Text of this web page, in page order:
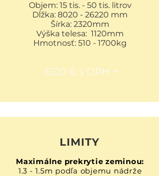
Objem: 15 tis. - 50 tis. litrov
Dĺžka: 8020 - 26220 mm
Šírka: 2320mm
Výška telesa: 1120mm
Hmotnosť: 510 - 1700kg
6120 € s DPH +
LIMITY
Maximálne prekrytie zeminou:
1.3 - 1.5m podľa objemu nádrže